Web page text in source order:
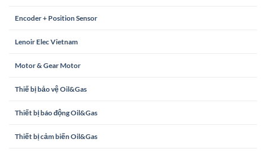
Encoder + Position Sensor
Lenoir Elec Vietnam
Motor & Gear Motor
Thiế bị bảo vệ Oil&Gas
Thiết bị báo động Oil&Gas
Thiết bị cảm biến Oil&Gas